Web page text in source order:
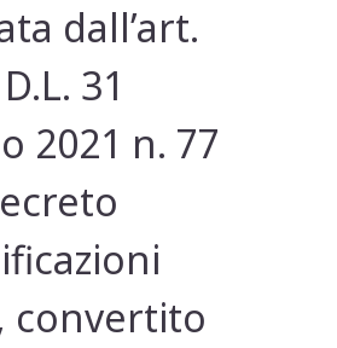
dall’art.
31
2021 n. 77
convertito